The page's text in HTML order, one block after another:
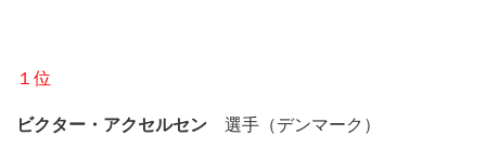
１位
ビクター・アクセルセン 選手（デンマーク）